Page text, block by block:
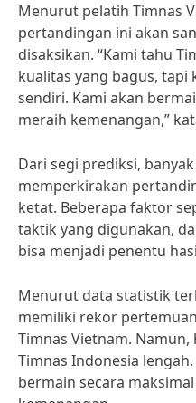
Menurut pelatih Timnas
pertandingan ini akan
disaksikan. “Kami tahu
kualitas yang bagus, tapi
sendiri. Kami akan
meraih kemenangan,”
Dari segi prediksi,
memperkirakan
ketat. Beberapa faktor
taktik yang digunakan,
bisa menjadi penentu
Menurut data statistik
memiliki rekor
Timnas Vietnam.
Timnas Indonesia
bermain secara